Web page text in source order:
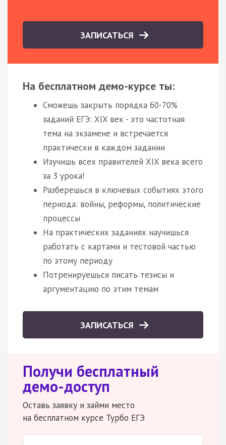
ЗАПИСАТЬСЯ
На бесплатном демо-курсе ты:
Сможешь закрыть порядка 60-70%
заданий ЕГЭ: XIX век - это частотная
тема на экзамене и встречается
практически в каждом задании
Изучишь всех правителей XIX века всего
за 3 урока!
Разберешься в ключевых событиях этого
периода: войны, реформы, политические
процессы
На практических заданиях научишься
работать с картами и тестовой частью
по этому периоду
Потренируешься писать тезисы и
аргументацию по этим темам
ЗАПИСАТЬСЯ
Получи бесплатный
демо-доступ
Оставь заявку и займи место
на бесплатном курсе Турбо ЕГЭ